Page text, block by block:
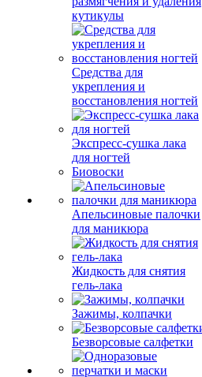
кутикулы
Средства для
укрепления и
восстановления ногтей
Экспресс-сушка лака
для ногтей
Биовоски
Апельсиновые палочки
для маникюра
Жидкость для снятия
гель-лака
Зажимы, колпачки
Безворсовые салфетки